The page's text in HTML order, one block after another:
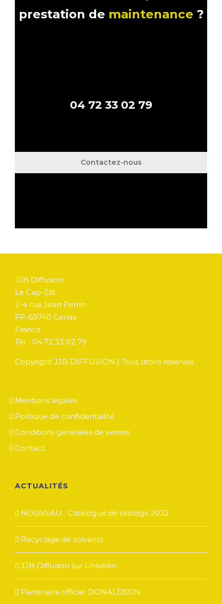
prestation de maintenance ?
04 72 33 02 79
Contactez-nous
JJB Diffusion
Le Cap-Est
2-4 rue Jean Perrin
FR-69740 Genas
France
Tél. : 04 72 33 02 79
Copyright JJB DIFFUSION | Tous droits réservés
Mentions légales
Politique de confidentialité
Conditions générales de ventes
Contact
ACTUALITÉS
NOUVEAU : Catalogue de sablage 2022
Recyclage de solvants
JJB Diffusion sur Linkedin
Partenaire officiel DONALDSON